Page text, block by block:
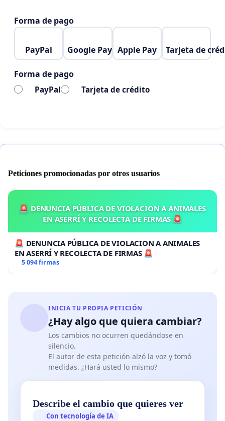
Forma de pago
PayPal Google Pay Apple Pay Tarjeta de
Forma de pago
PayPal Tarjeta de crédito
Peticiones promocionadas por otros usuarios
🚨 DENUNCIA PÚBLICA DE VIOLACION A ANIMALES
EN ASERRÍ Y RECOLECTA DE FIRMAS 🚨
🚨 DENUNCIA PÚBLICA DE VIOLACION A ANIMALES
EN ASERRÍ Y RECOLECTA DE FIRMAS 🚨
5 094 firmas
INICIA TU PROPIA PETICIÓN
¿Hay algo que quiera cambiar?
Los cambios no ocurren quedándose en
silencio.
El autor de esta petición alzó la voz y tomó
medidas. ¿Hará usted lo mismo?
Describe el cambio que quieres ver
Con tecnología de IA